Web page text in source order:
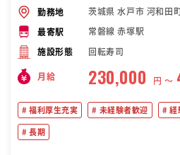
勤務地 茨城県 水戸市 河和田
最寄駅 常磐線 赤塚駅
施設形態 回転寿司
月給 230,000 円 〜
福利厚生充実 未経験者歓迎 経
長期